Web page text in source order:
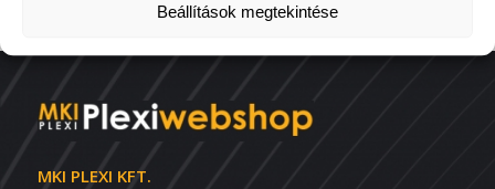
Beállítások megtekintése
MKI PLEXI KFT.